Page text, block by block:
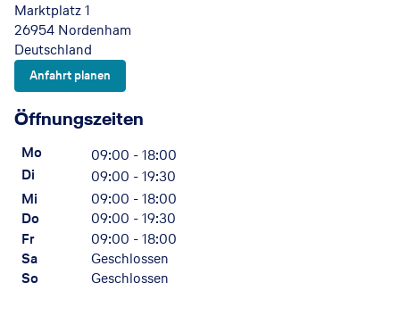
Marktplatz 1
26954 Nordenham
Deutschland
Anfahrt planen
Öffnungszeiten
Mo
09:00 - 18:00
Di
09:00 - 19:30
Mi
09:00 - 18:00
Do
09:00 - 19:30
Fr
09:00 - 18:00
Sa
Geschlossen
So
Geschlossen